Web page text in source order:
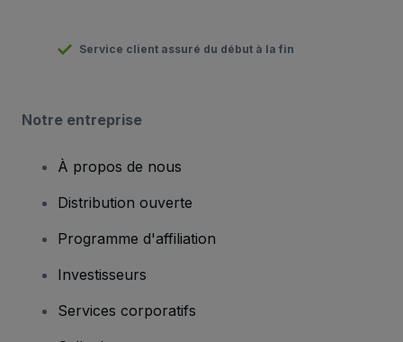
Service client assuré du début à la fin
Notre entreprise
À propos de nous
Distribution ouverte
Programme d'affiliation
Investisseurs
Services corporatifs